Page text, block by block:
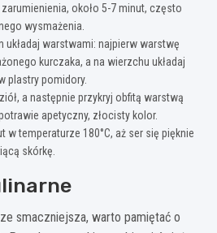
około 5-7 minut, często
wysmażenia.
układaj warstwami: najpierw warstwę
kurczaka, a na wierzchu układaj
plastry pomidory.
a następnie przykryj obfitą warstwą
apetyczny, złocisty kolor.
w temperaturze 180°C, aż ser się pięknie
skórkę.
smaczniejsza, warto pamiętać o